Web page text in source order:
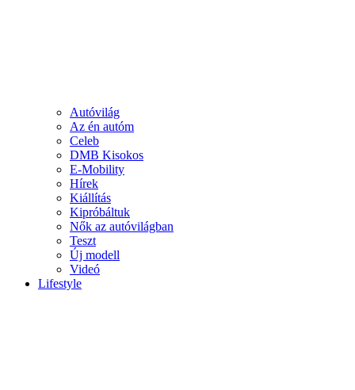
Autóvilág
Az én autóm
Celeb
DMB Kisokos
E-Mobility
Hírek
Kiállítás
Kipróbáltuk
Nők az autóvilágban
Teszt
Új modell
Videó
Lifestyle